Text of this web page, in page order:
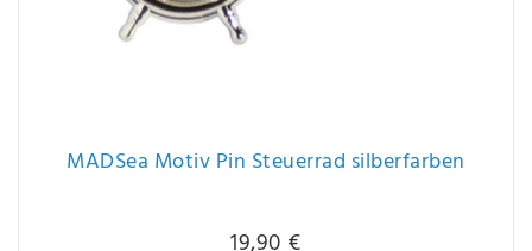
MADSea Motiv Pin Steuerrad silberfarben